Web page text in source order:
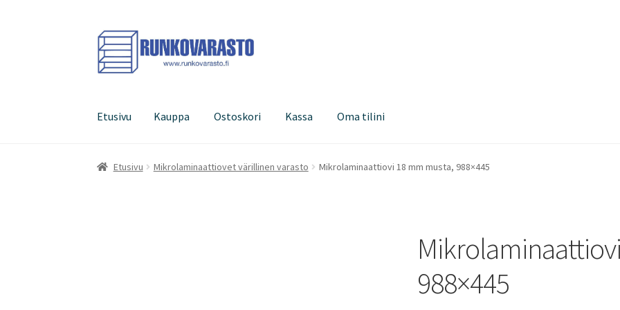
Siirry
navigointiin
Siirry
sisältöön
Etusivu Kauppa Ostoskori Kassa Oma tilini
Etusivu Kauppa Ostoskori Kassa Oma tilini
Etusivu Mikrolaminaattiovet värillinen varasto Mikrolaminaattiovi 18 mm musta, 988×445
988×445